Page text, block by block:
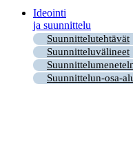
Ideointi
ja suunnittelu
Suunnittelutehtävät
Suunnitteluvälineet
Suunnittelun-osa-